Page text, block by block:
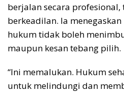
berjalan secara
berkeadilan. Ia
hukum tidak boleh
maupun kesan tebang pilih.
“Ini memalukan. Hukum
untuk melindungi dan